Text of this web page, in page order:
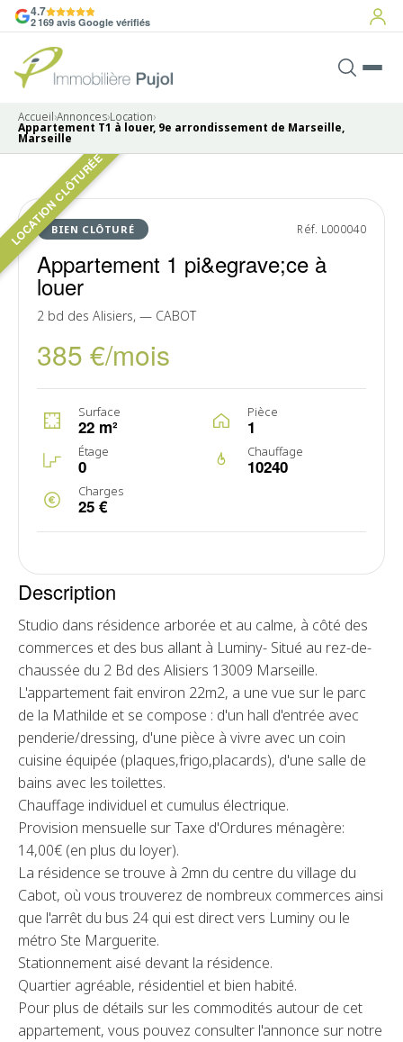
4.7
2 169 avis Google vérifiés
Accueil›Annonces›Location›
Appartement T1 à louer, 9e arrondissement de Marseille,
Marseille
LOCATION CLÔTURÉE
BIEN CLÔTURÉ Réf. L000040
Appartement 1 pi&egrave;ce à
louer
2 bd des Alisiers, — CABOT
385 €/mois
Surface
22 m²
Pièce
1
Étage
0
Chauffage
10240
Charges
25 €
Pas de photo disponible
LOUÉ
Description
Studio dans résidence arborée et au calme, à côté des
commerces et des bus allant à Luminy- Situé au rez-de-
chaussée du 2 Bd des Alisiers 13009 Marseille.
L'appartement fait environ 22m2, a une vue sur le parc
de la Mathilde et se compose : d'un hall d'entrée avec
penderie/dressing, d'une pièce à vivre avec un coin
cuisine équipée (plaques,frigo,placards), d'une salle de
bains avec les toilettes.
Chauffage individuel et cumulus électrique.
Provision mensuelle sur Taxe d'Ordures ménagère:
14,00€ (en plus du loyer).
La résidence se trouve à 2mn du centre du village du
Cabot, où vous trouverez de nombreux commerces ainsi
que l'arrêt du bus 24 qui est direct vers Luminy ou le
métro Ste Marguerite.
Stationnement aisé devant la résidence.
Quartier agréable, résidentiel et bien habité.
Pour plus de détails sur les commodités autour de cet
appartement, vous pouvez consulter l'annonce sur notre